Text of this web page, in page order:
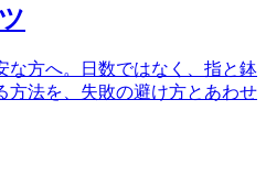
な方へ。日数ではなく、指と鉢
方法を、失敗の避け方とあわせ